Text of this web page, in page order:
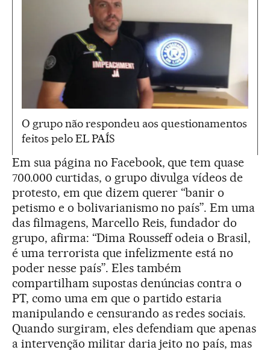
O grupo não respondeu aos questionamentos
feitos pelo EL PAÍS
Em sua página no Facebook, que tem quase
700.000 curtidas, o grupo divulga vídeos de
protesto, em que dizem querer “banir o
petismo e o bolivarianismo no país”. Em uma
das filmagens, Marcello Reis, fundador do
grupo, afirma: “Dima Rousseff odeia o Brasil,
é uma terrorista que infelizmente está no
poder nesse país”. Eles também
compartilham supostas denúncias contra o
PT, como uma em que o partido estaria
manipulando e censurando as redes sociais.
Quando surgiram, eles defendiam que apenas
a intervenção militar daria jeito no país, mas